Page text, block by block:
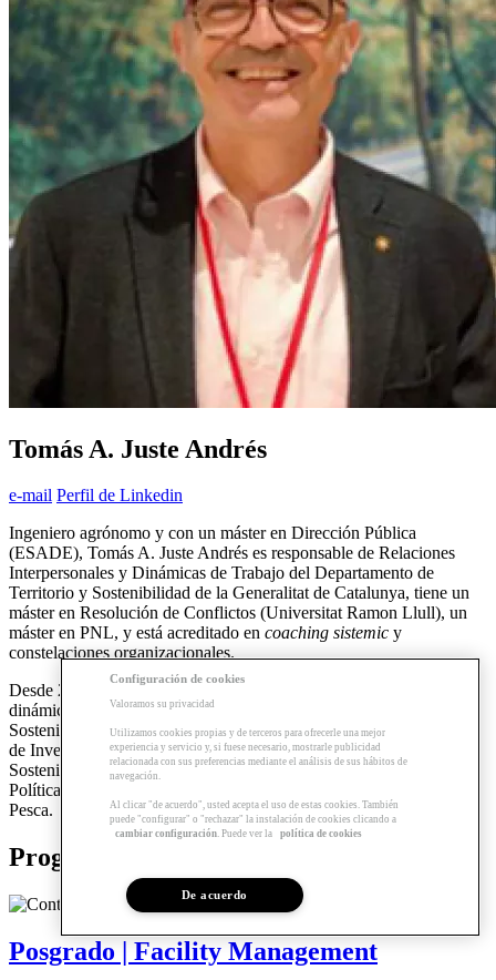
Tomás A. Juste Andrés
e-mail Perfil de Linkedin
Ingeniero agrónomo y con un máster en Dirección Pública
(ESADE), Tomás A. Juste Andrés es responsable de Relaciones
Interpersonales y Dinámicas de Trabajo del Departamento de
Territorio y Sostenibilidad de la Generalitat de Catalunya, tiene un
máster en Resolución de Conflictos (Universitat Ramon Llull), un
máster en PNL, y está acreditado en coaching sistemic y
constelaciones organizacionales.
Desde 2005, se dedica al desarrollo de relaciones interpersonales y
dinámicas de trabajo en el Departamento de Territorio y
Sostenibilidad de la Generalitat de Catalunya. Ha sido responsable
de Investigación e Innovación del Departamento de Territorio y
Sostenibilidad y jefe del gabinete técnico de los departamentos de
Política Territorial y Obras Públicas y de Agricultura, Ramadería y
Pesca.
Programas relacionados
Posgrado | Facility Management
Configuración de cookies
Valoramos su privacidad
Utilizamos cookies propias y de terceros para ofrecerle una mejor
experiencia y servicio y, si fuese necesario, mostrarle publicidad
relacionada con sus preferencias mediante el análisis de sus hábitos de
navegación.
Al clicar "de acuerdo", usted acepta el uso de estas cookies. También
puede "configurar" o "rechazar" la instalación de cookies clicando a
cambiar configuración. Puede ver la política de cookies
De acuerdo